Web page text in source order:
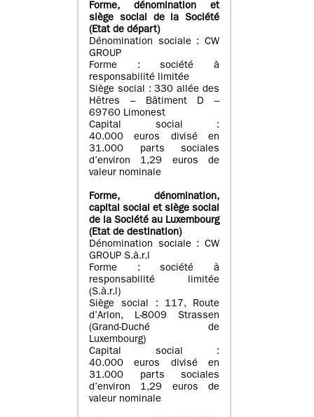
Forme, dénomination et
siège social de la Société
(Etatde départ)
Dénomination sociale : CW
GROUP
Forme : société à
responsabilité limitée
Siège social : 330 allée des
Hêtres – Bâtiment D –
69760 Limonest
Capital social :
40.000 euros divisé en
31.000 parts sociales
d’environ 1,29 euros de
valeur nominale
Forme, dénomination,
capital social et siège social
de la Société au Luxembourg
(Etat de destination)
Dénomination sociale : CW
GROUP S.à.r.l
Forme : société à
responsabilité limitée
(S.à.r.l)
Siège social : 117, Route
d’Arlon, L-8009 Strassen
(Grand-Duché de
Luxembourg)
Capital social :
40.000 euros divisé en
31.000 parts sociales
d’environ 1,29 euros de
valeur nominale